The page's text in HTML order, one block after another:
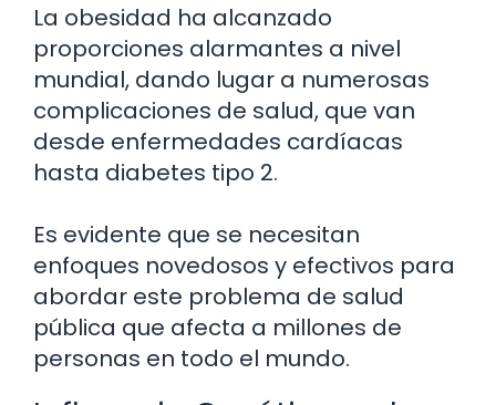
La obesidad ha alcanzado
proporciones alarmantes a nivel
mundial, dando lugar a numerosas
complicaciones de salud, que van
desde enfermedades cardíacas
hasta diabetes tipo 2.
Es evidente que se necesitan
enfoques novedosos y efectivos para
abordar este problema de salud
pública que afecta a millones de
personas en todo el mundo.